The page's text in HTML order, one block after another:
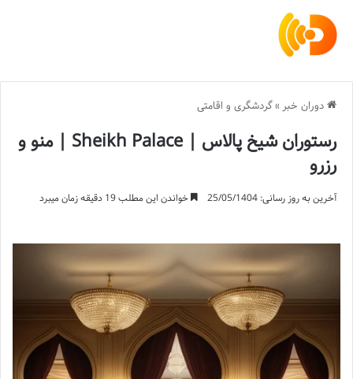
دوران خبر »گردشگری و اقامتی
رستوران شیخ پالاس | Sheikh Palace | منو و
رزرو
آخرین به روز رسانی: 25/05/1404 خواندن این مطلب 19 دقیقه زمان میبرد